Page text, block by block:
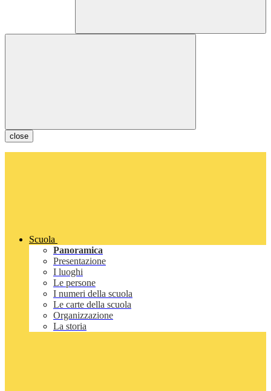
close
Scuola
Panoramica
Presentazione
I luoghi
Le persone
I numeri della scuola
Le carte della scuola
Organizzazione
La storia